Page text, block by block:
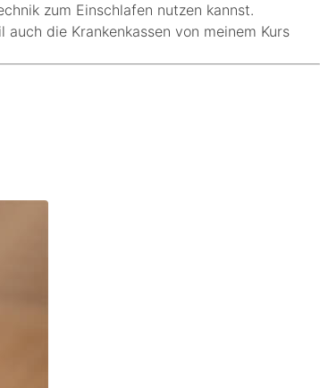
zum Einschlafen nutzen kannst.
die Krankenkassen von meinem Kurs